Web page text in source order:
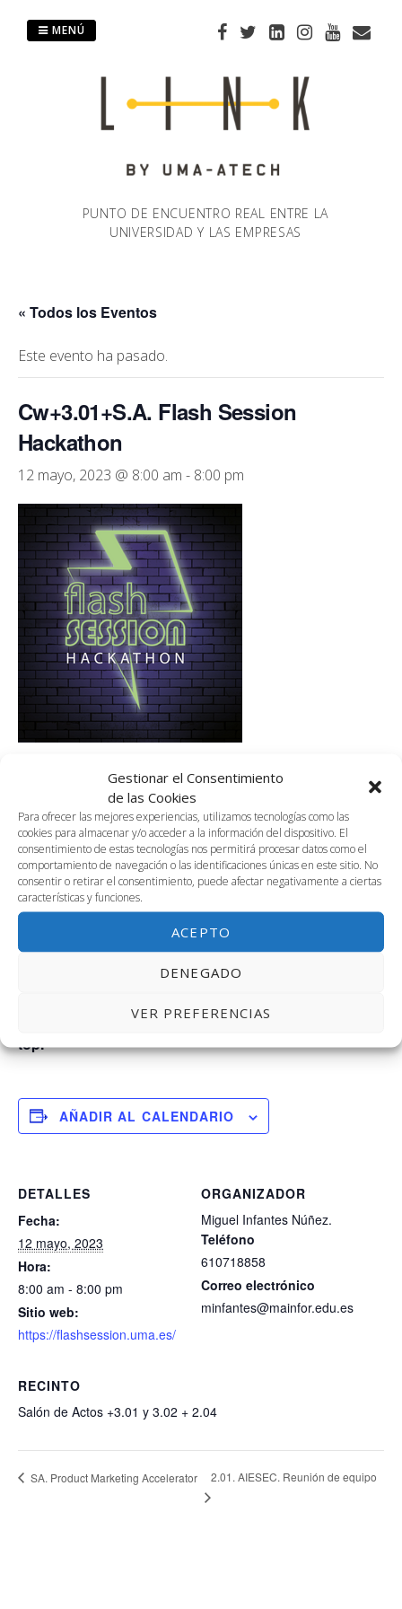
Gestionar el Consentimiento
de las Cookies
Para ofrecer las mejores experiencias, utilizamos tecnologías como las
cookies para almacenar y/o acceder a la información del dispositivo. El
consentimiento de estas tecnologías nos permitirá procesar datos como el
comportamiento de navegación o las identificaciones únicas en este sitio. No
consentir o retirar el consentimiento, puede afectar negativamente a ciertas
características y funciones.
ACEPTO
DENEGADO
VER PREFERENCIAS
PUNTO DE ENCUENTRO REAL ENTRE LA
UNIVERSIDAD Y LAS EMPRESAS
MENÚ
« Todos los Eventos
Este evento ha pasado.
Cw+3.01+S.A. Flash Session
Hackathon
12 mayo, 2023 @ 8:00 am - 8:00 pm
Coworking+ sala 3.01+ Salón Actos, de 8 a 20h
Flash Session Hackathon.la mayor experiencia de
creación de ideas emprendedorasde la Universidad
de Málaga.
ElHackathonen el que poner a prueba todo lo que
sabes, unevento presencial de 3 díaspara aprender
juntos de forma práctica como se transforman las mejores
ideas en proyectos innovadores. Dependiendo de tus
intereses y cualidades crearemos equipos
mejores ideas del grupo con la ayuda de expertos
top.
AÑADIR AL CALENDARIO
DETALLES
Fecha:
12 mayo, 2023
Hora:
8:00 am - 8:00 pm
Sitio web:
https://flashsession.uma.es/
ORGANIZADOR
Miguel Infantes Núñez.
Teléfono
610718858
Correo electrónico
minfantes@mainfor.edu.es
RECINTO
Salón de Actos +3.01 y 3.02 + 2.04
SA. Product Marketing Accelerator 2.01. AIESEC. Reunión de equipo